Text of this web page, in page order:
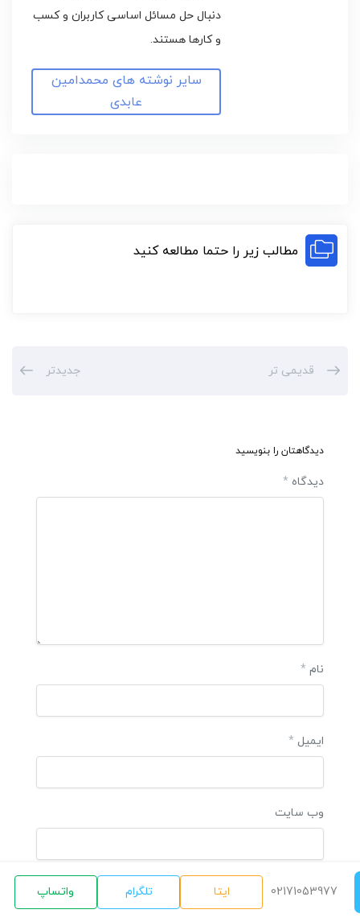
02171053977 ایتا تلگرام واتساپ
دنبال حل مسائل اساسی کاربران و کسب
و کارها هستند.
سایر نوشته های محمدامین
عابدی
مطالب زیر را حتما مطالعه کنید
قدیمی تر جدیدتر
دیدگاهتان را بنویسید
دیدگاه *
نام *
ایمیل *
وب‌ سایت